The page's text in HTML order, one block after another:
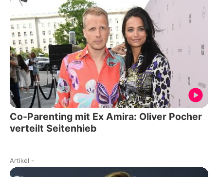
Co-Parenting mit Ex Amira: Oliver Pocher
verteilt Seitenhieb
Artikel -